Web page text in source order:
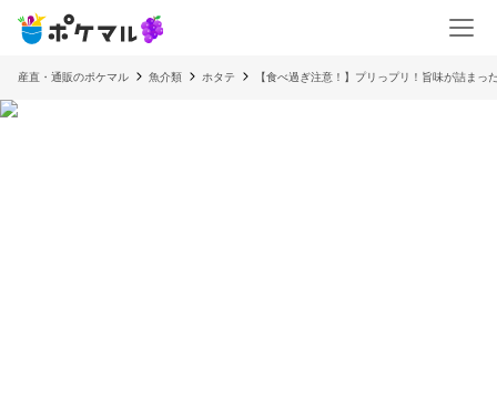
産直・通販のポケマル 魚介類 ホタテ 【食べ過ぎ注意！】プリっプリ！旨味が詰まっ